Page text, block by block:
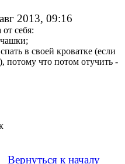
2013, 09:16
себя:
в своей кроватке (если
потому что потом отучить -
Вернуться к началу